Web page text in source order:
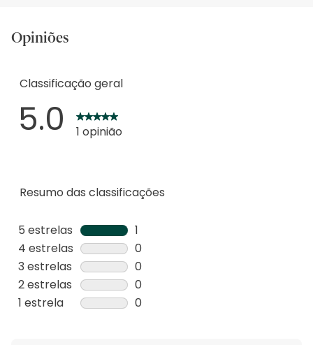
Opiniões
Resumo das classificações
5 estrelas estrelas
1
1
análise
com
5
4 estrelas estrelas
0
0
análise
com
3 estrelas estrelas
0
0
análise
2 estrelas estrelas
0
0
1 estrela estrelas
0
Classificação geral
5.0 1 opinião